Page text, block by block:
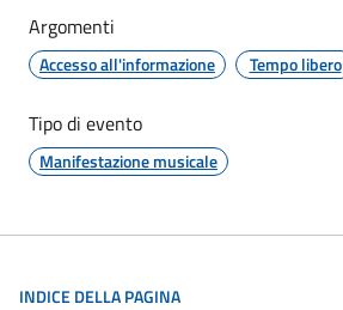
Argomenti
Accesso all'informazione Tempo libero
Tipo di evento
Manifestazione musicale
INDICE DELLA PAGINA